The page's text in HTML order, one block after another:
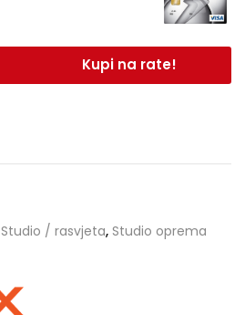
Kupi na rate!
Studio / rasvjeta, Studio oprema